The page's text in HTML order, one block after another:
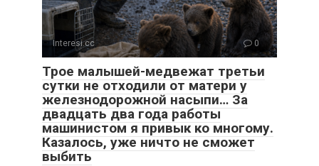
Interesi.cc 0
Трое малышей-медвежат третьи
сутки не отходили от матери у
железнодорожной насыпи… За
двадцать два года работы
машинистом я привык ко многому.
Казалось, уже ничто не сможет
выбить